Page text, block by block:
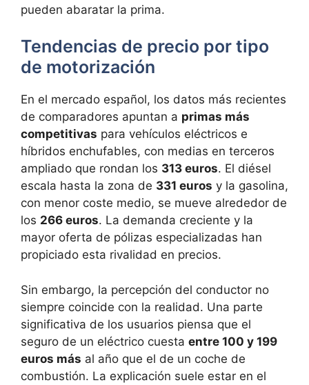
pueden abaratar la prima.
Tendencias de precio por tipo
de motorización
En el mercado español, los datos más recientes
de comparadores apuntan a primas más
competitivas para vehículos eléctricos e
híbridos enchufables, con medias en terceros
ampliado que rondan los 313 euros. El diésel
escala hasta la zona de 331 euros y la gasolina,
con menor coste medio, se mueve alrededor de
los 266 euros. La demanda creciente y la
mayor oferta de pólizas especializadas han
propiciado esta rivalidad en precios.
Sin embargo, la percepción del conductor no
siempre coincide con la realidad. Una parte
significativa de los usuarios piensa que el
seguro de un eléctrico cuesta entre 100 y 199
euros más al año que el de un coche de
combustión. La explicación suele estar en el